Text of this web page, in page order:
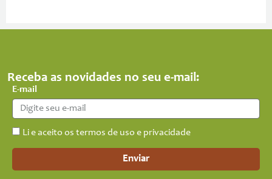
Receba as novidades no seu e-mail:
E-mail
Li e aceito os termos de uso e privacidade
Enviar